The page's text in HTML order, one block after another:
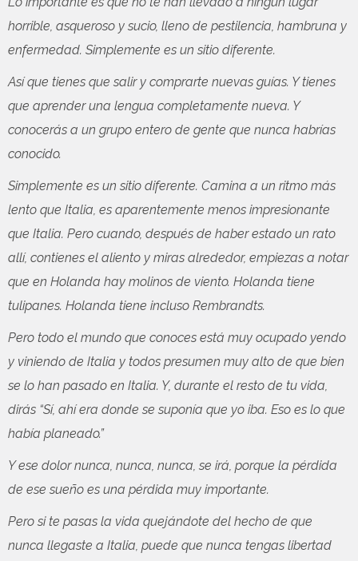
horrible, asqueroso y sucio, lleno de pestilencia, hambruna y
enfermedad. Simplemente es un sitio diferente.
Así que tienes que salir y comprarte nuevas guías. Y tienes
que aprender una lengua completamente nueva. Y
conocerás a un grupo entero de gente que nunca habrías
conocido.
Simplemente es un sitio diferente. Camina a un ritmo más
lento que Italia, es aparentemente menos impresionante
que Italia. Pero cuando, después de haber estado un rato
allí, contienes el aliento y miras alrededor, empiezas a notar
que en Holanda hay molinos de viento. Holanda tiene
tulipanes. Holanda tiene incluso Rembrandts.
Pero todo el mundo que conoces está muy ocupado yendo
y viniendo de Italia y todos presumen muy alto de que bien
se lo han pasado en Italia. Y, durante el resto de tu vida,
dirás “Sí, ahí era donde se suponía que yo iba. Eso es lo que
había planeado.”
Y ese dolor nunca, nunca, nunca, se irá, porque la pérdida
de ese sueño es una pérdida muy importante.
Pero si te pasas la vida quejándote del hecho de que
nunca llegaste a Italia, puede que nunca tengas libertad